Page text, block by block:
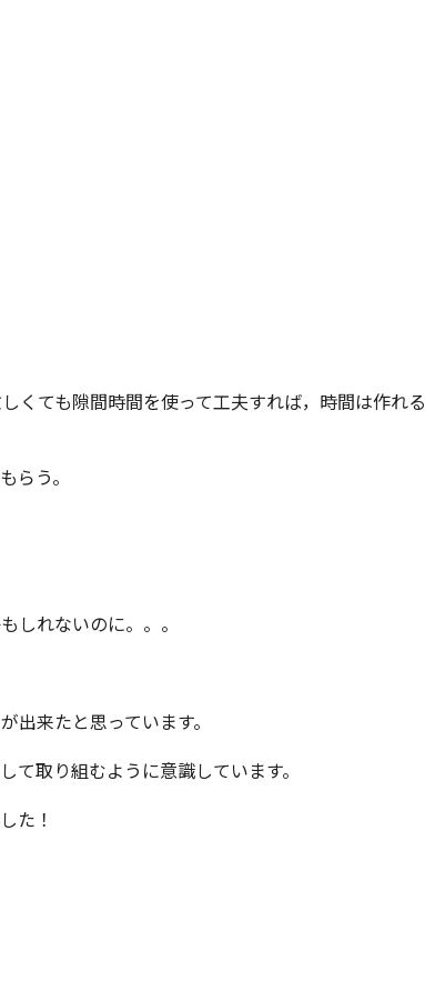
くても隙間時間を使って工夫すれば，時間は作れる
らう。
しれないのに。。。
来たと思っています。
取り組むように意識しています。
た！